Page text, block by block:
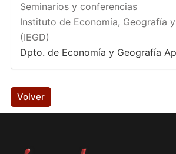
Seminarios y conferencias
Instituto de Economía, Geografía
(IEGD)
Dpto. de Economía y Geografía
Volver